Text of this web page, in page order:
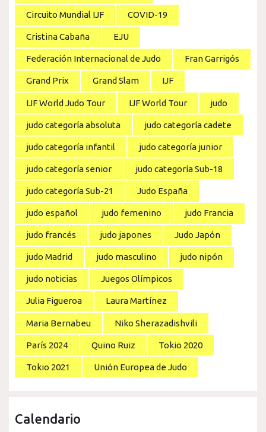
Circuito Mundial IJF COVID-19
Cristina Cabaña EJU
Federación Internacional de Judo Fran Garrigós
Grand Prix Grand Slam IJF
IJF World Judo Tour IJF World Tour judo
judo categoría absoluta judo categoría cadete
judo categoría infantil judo categoría junior
judo categoría senior judo categoría Sub-18
judo categoría Sub-21 Judo España
judo español judo femenino judo Francia
judo francés judo japones Judo Japón
judo Madrid judo masculino judo nipón
judo noticias Juegos Olímpicos
Julia Figueroa Laura Martínez
Maria Bernabeu Niko Sherazadishvili
París 2024 Quino Ruiz Tokio 2020
Tokio 2021 Unión Europea de Judo
Calendario